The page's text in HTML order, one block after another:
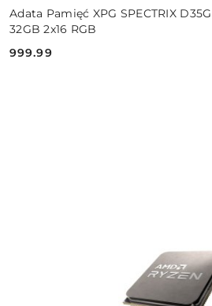
Adata Pamięć XPG SPECTRIX
32GB 2x16 RGB
Cena:
999.99